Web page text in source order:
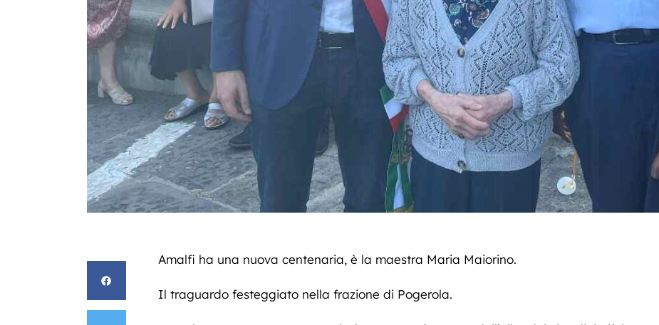
Amalfi ha una nuova centenaria, è la maestra Maria Maiorino.
Il traguardo festeggiato nella frazione di Pogerola.